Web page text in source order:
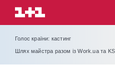
Голос країни: кастинг
Шлях майстра разом із Work.ua та